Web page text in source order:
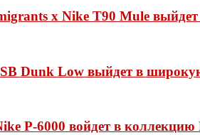
x Nike T90 Mule
Dunk Low выйдет в
P-6000 войдет в коллекцию